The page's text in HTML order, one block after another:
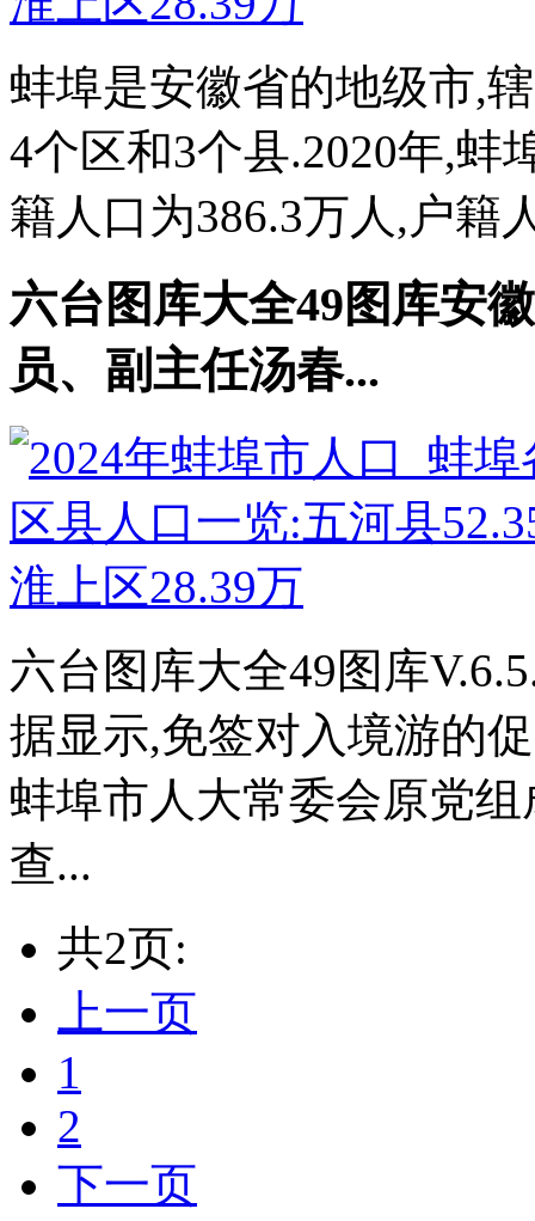
蚌埠是安徽省的地级市,
4个区和3个县.2020年,蚌
籍人口为386.3万人,户籍
六台图库大全49图库安
员、副主任汤春...
六台图库大全49图库
据显示,免签对入境游的
蚌埠市人大常委会原党
查...
共2页:
上一页
1
2
下一页